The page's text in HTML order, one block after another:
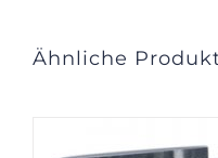
Ähnliche